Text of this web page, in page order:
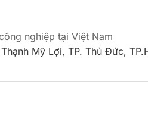
nghiệp tại Việt Nam
Mỹ Lợi, TP. Thủ Đức,